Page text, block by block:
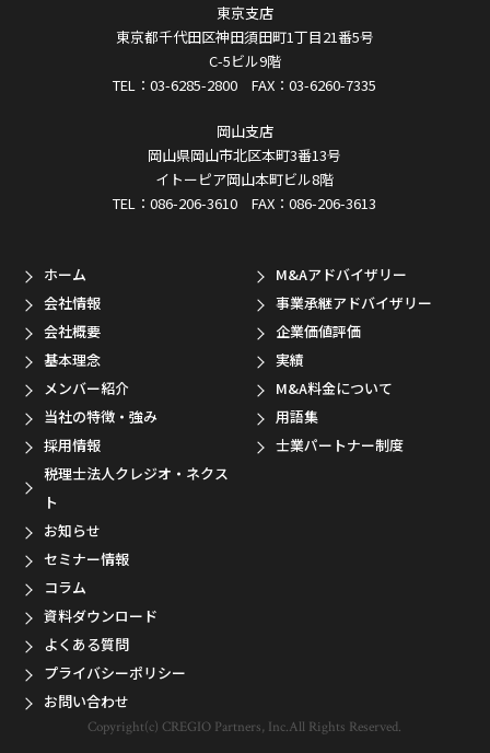
東京支店
東京都千代田区神田須田町1丁目21番5号
C-5ビル9階
TEL：03-6285-2800 FAX：03-6260-7335
岡山支店
岡山県岡山市北区本町3番13号
イトーピア岡山本町ビル8階
TEL：086-206-3610 FAX：086-206-3613
ホーム
会社情報
会社概要
基本理念
メンバー紹介
当社の特徴・強み
採用情報
税理士法人クレジオ・ネクス
ト
M&Aアドバイザリー
事業承継アドバイザリー
企業価値評価
実績
M&A料金について
用語集
士業パートナー制度
お知らせ
セミナー情報
コラム
資料ダウンロード
よくある質問
プライバシーポリシー
お問い合わせ
Copyright(c) CREGIO Partners, Inc.All Rights Reserved.